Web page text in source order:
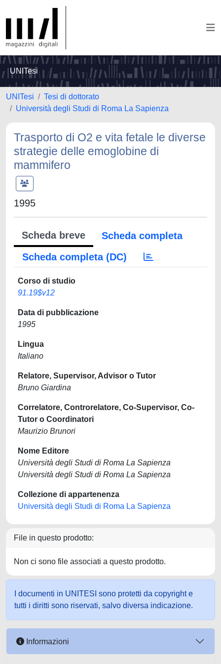
UNITesi
UNITesi
Tesi di dottorato
Università degli Studi di Roma La Sapienza
Trasporto di O2 e vita fetale le diverse
strategie delle emoglobine di
mammifero
1995
Scheda breve
Scheda completa
Scheda completa (DC)
Corso di studio
91.19$v12
Data di pubblicazione
1995
Lingua
Italiano
Relatore, Supervisor, Advisor o Tutor
Bruno Giardina
Correlatore, Controrelatore, Co-Supervisor, Co-
Tutor o Coordinatori
Maurizio Brunori
Nome Editore
Università degli Studi di Roma La Sapienza
Università degli Studi di Roma La Sapienza
Collezione di appartenenza
Università degli Studi di Roma La Sapienza
File in questo prodotto:
Non ci sono file associati a questo prodotto.
I documenti in UNITESI sono protetti da copyright e
tutti i diritti sono riservati, salvo diversa indicazione.
Informazioni